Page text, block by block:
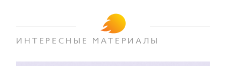
ИНТЕРЕСНЫЕ МАТЕРИАЛЫ